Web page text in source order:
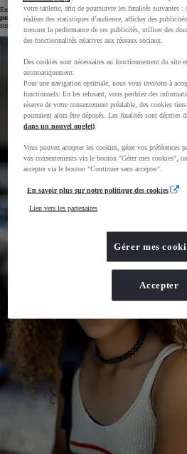
En cas
d’accident responsable, les conséquences sont lourdes :
personnellementles victimes, sans plafond. L’assureur peut
suspendu ou résilié.
votre tablette, afin de poursuivre les finalités suivantes :
réaliser des statistiques d’audience, afficher des
mesurer la performance de ces publicités, utiliser des
des fonctionnalités relatives aux réseaux sociaux.
Des cookies sont nécessaires au fonctionnement du site
automatiquement.
Pour une navigation optimale, nous vous invitons à
fonctionnels. En les refusant, vous perdriez des
réserve de votre consentement préalable, des cookies
pourraient alors être déposés. Les finalités sont décrites
dans un nouvel onglet)
Vous pouvez accepter les cookies, gérer vos
vos consentements via le bouton "Gérer mes cookies",
accepter via le bouton "Continuer sans accepter".
En savoir plus sur notre politique des cookies
Lien vers les partenaires
Gérer mes
Accepter